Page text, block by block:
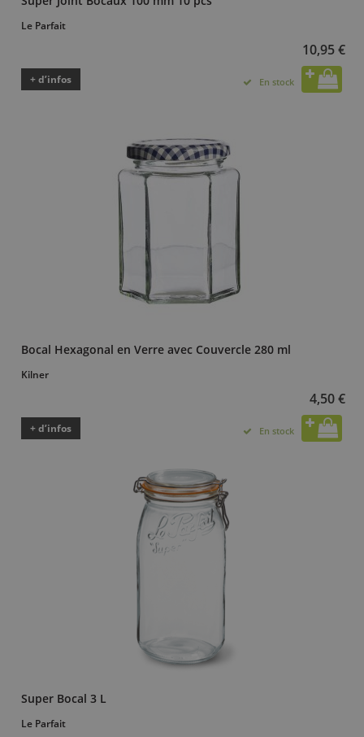
Le Parfait
10,95 €
+ d’infos En stock
Bocal Hexagonal en Verre avec Couvercle 280 ml
Kilner
4,50 €
+ d’infos En stock
Super Bocal 3 L
Le Parfait